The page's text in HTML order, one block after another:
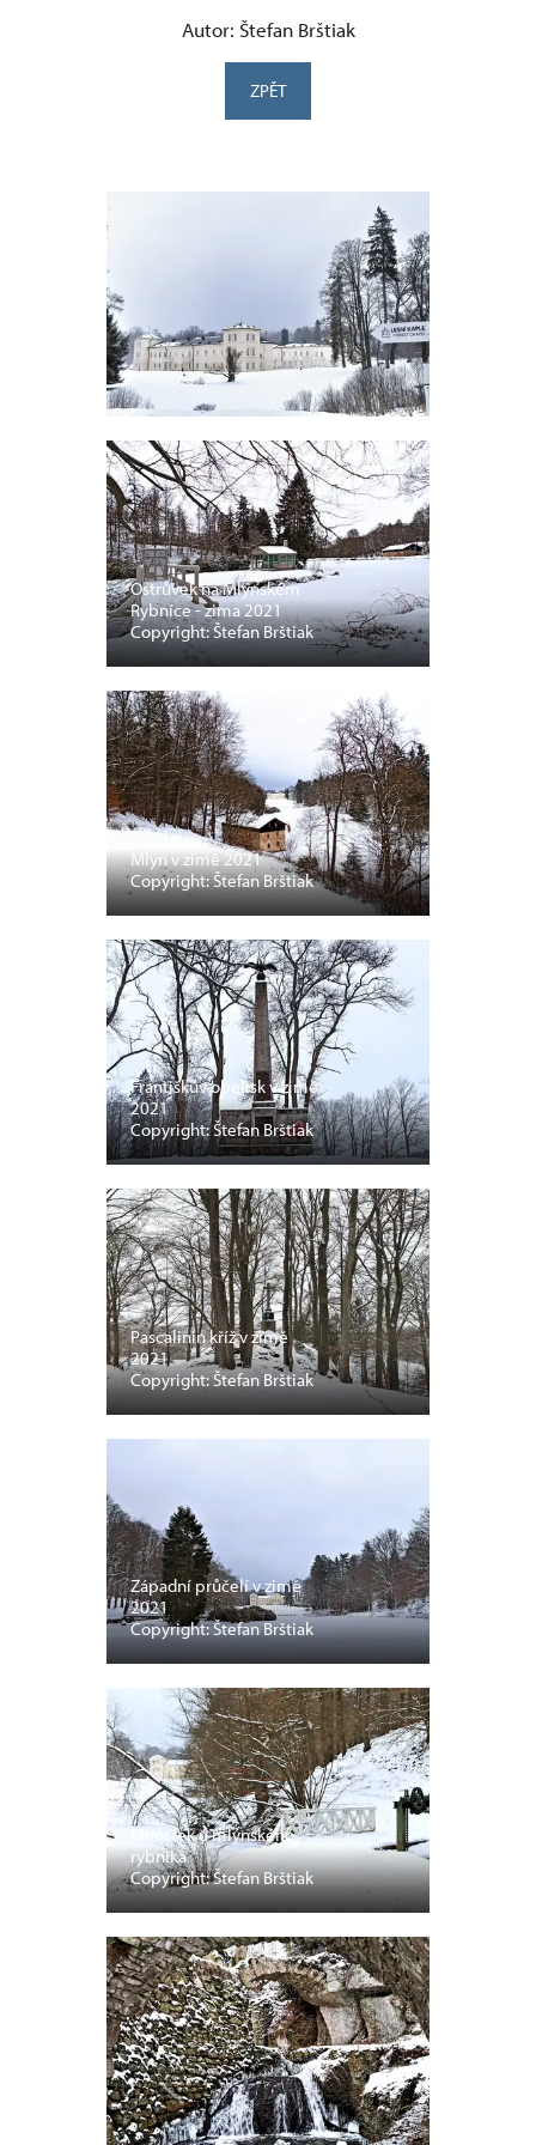
Autor: Štefan Brštiak
ZPĚT
Ostrůvek na Mlýnském
Rybníce - zima 2021
Copyright: Štefan Brštiak
Mlýn v zimě 2021
Copyright: Štefan Brštiak
Františkův obelisk v zimě
2021
Copyright: Štefan Brštiak
Pascalinin kříž v zimě
2021
Copyright: Štefan Brštiak
Západní průčelí v zimě
2021
Copyright: Štefan Brštiak
Mnostek u mlýnského
rybníka
Copyright: Štefan Brštiak